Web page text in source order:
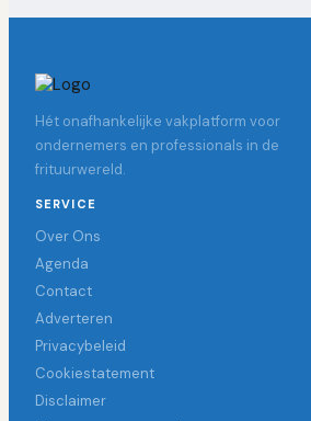
Hét onafhankelijke vakplatform voor
ondernemers en professionals in de
frituurwereld.
SERVICE
Over Ons
Agenda
Contact
Adverteren
Privacybeleid
Cookiestatement
Disclaimer